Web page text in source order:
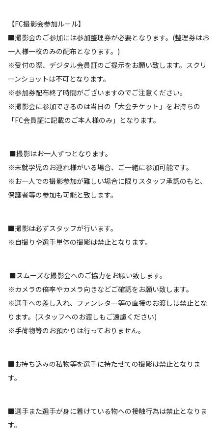
【FC撮影会参加ルール】
■撮影会のご参加には参加整理券が必要となります。(整理券はお
一人様一枚のみの配布となります。)
※受付の際、デジタル会員証のご提示をお願い致します。スクリ
ーンショットは不可となります。
※参加券配布終了時間がございますのでご注意ください。
※撮影会に参加できるのは当日の「大会チケット」をお持ちの
「FC会員証に記載のご本人様のみ」となります。
■撮影はお一人ずつとなります。
※未就学児のお連れ様がいる場合、ご一緒に参加可能です。
※お一人での撮影参加が難しい場合に限りスタッフ承認のもと、
保護者等の参加も可能と致します。
■撮影は必ずスタッフが行います。
※自撮りや選手単体の撮影は禁止となります。
■スムーズな撮影会へのご協力をお願い致します。
※カメラの倍率やカメラ向きなどご確認をお願い致します。
※選手への差し入れ、ファンレター等の直接のお渡しは禁止とな
ります。(スタッフへのお渡しもご遠慮ください)
※手荷物等のお預かりは行っておりません。
■お持ち込みの私物等を選手に持たせての撮影は禁止となりま
す。
■選手また選手が身に着けている物への接触行為は禁止となりま
す。